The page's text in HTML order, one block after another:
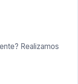
Realizamos